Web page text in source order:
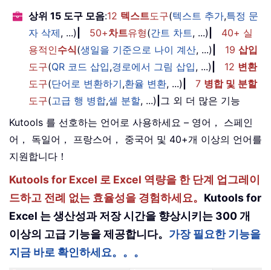
상위 15 도구 모음:12 텍스트도구(텍스트 추가,특정 문
자 삭제, ...) 50+차트유형(간트 차트, ...)
40+ 실
용적인수식(생일을 기준으로 나이 계산, ...) 19 삽입
도구(QR 코드 삽입,경로에서 그림 삽입, ...) 12 변환
도구(단어로 변환하기,환율 변환, ...) 7 병합 및 분할
도구(고급 행 병합,셀 분할, ...) 그 외 더 많은 기능
Kutools 를 선호하는 언어로 사용하세요 – 영어， 스페인
어， 독일어， 프랑스어， 중국어 및 40+개 이상의 언어를
지원합니다！
Kutools for Excel 로 Excel 역량을 한 단계 업그레이
드하고 전례 없는 효율성을 경험하세요。 Kutools for
Excel 는 생산성과 저장 시간을 향상시키는 300 개
이상의 고급 기능을 제공합니다。 가장 필요한 기능을
지금 바로 확인하세요。。。